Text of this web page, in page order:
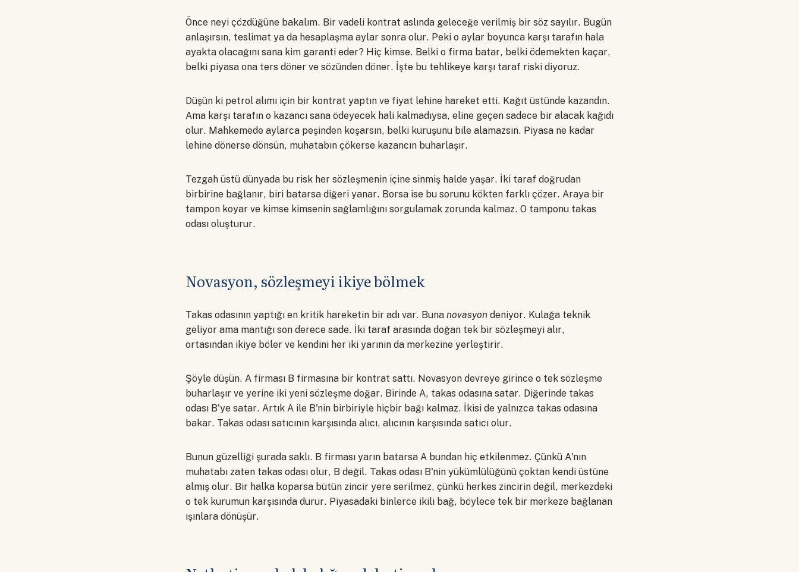
Önce neyi çözdüğüne bakalım. Bir vadeli kontrat aslında geleceğe verilmiş bir söz sayılır. Bugün
anlaşırsın, teslimat ya da hesaplaşma aylar sonra olur. Peki o aylar boyunca karşı tarafın hala
ayakta olacağını sana kim garanti eder? Hiç kimse. Belki o firma batar, belki ödemekten kaçar,
belki piyasa ona ters döner ve sözünden döner. İşte bu tehlikeye karşı taraf riski diyoruz.
Düşün ki petrol alımı için bir kontrat yaptın ve fiyat lehine hareket etti. Kağıt üstünde kazandın.
Ama karşı tarafın o kazancı sana ödeyecek hali kalmadıysa, eline geçen sadece bir alacak kağıdı
olur. Mahkemede aylarca peşinden koşarsın, belki kuruşunu bile alamazsın. Piyasa ne kadar
lehine dönerse dönsün, muhatabın çökerse kazancın buharlaşır.
Tezgah üstü dünyada bu risk her sözleşmenin içine sinmiş halde yaşar. İki taraf doğrudan
birbirine bağlanır, biri batarsa diğeri yanar. Borsa ise bu sorunu kökten farklı çözer. Araya bir
tampon koyar ve kimse kimsenin sağlamlığını sorgulamak zorunda kalmaz. O tamponu takas
odası oluşturur.
Novasyon, sözleşmeyi ikiye bölmek
Takas odasının yaptığı en kritik hareketin bir adı var. Buna novasyon deniyor. Kulağa teknik
geliyor ama mantığı son derece sade. İki taraf arasında doğan tek bir sözleşmeyi alır,
ortasından ikiye böler ve kendini her iki yarının da merkezine yerleştirir.
Şöyle düşün. A firması B firmasına bir kontrat sattı. Novasyon devreye girince o tek sözleşme
buharlaşır ve yerine iki yeni sözleşme doğar. Birinde A, takas odasına satar. Diğerinde takas
odası B'ye satar. Artık A ile B'nin birbiriyle hiçbir bağı kalmaz. İkisi de yalnızca takas odasına
bakar. Takas odası satıcının karşısında alıcı, alıcının karşısında satıcı olur.
Bunun güzelliği şurada saklı. B firması yarın batarsa A bundan hiç etkilenmez. Çünkü A'nın
muhatabı zaten takas odası olur, B değil. Takas odası B'nin yükümlülüğünü çoktan kendi üstüne
almış olur. Bir halka koparsa bütün zincir yere serilmez, çünkü herkes zincirin değil, merkezdeki
o tek kurumun karşısında durur. Piyasadaki binlerce ikili bağ, böylece tek bir merkeze bağlanan
ışınlara dönüşür.